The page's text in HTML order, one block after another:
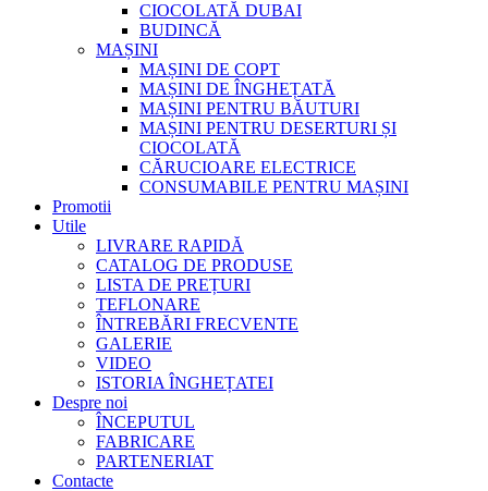
CIOCOLATĂ DUBAI
BUDINCĂ
MAȘINI
MAȘINI DE COPT
MAȘINI DE ÎNGHEȚATĂ
MAȘINI PENTRU BĂUTURI
MAȘINI PENTRU DESERTURI ȘI
CIOCOLATĂ
CĂRUCIOARE ELECTRICE
CONSUMABILE PENTRU MAȘINI
Promotii
Utile
LIVRARE RAPIDĂ
CATALOG DE PRODUSE
LISTA DE PREȚURI
TEFLONARE
ÎNTREBĂRI FRECVENTE
GALERIE
VIDEO
ISTORIA ÎNGHEȚATEI
Despre noi
ÎNCEPUTUL
FABRICARE
PARTENERIAT
Contacte